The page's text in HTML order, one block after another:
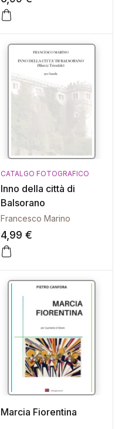
CATALGO FOTOGRAFICO
Inno della città di
Balsorano
Francesco Marino
4,99 €
Marcia Fiorentina